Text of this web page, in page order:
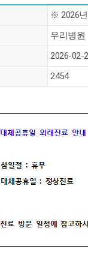
※ 2026
우리병원
2026-02-
2454